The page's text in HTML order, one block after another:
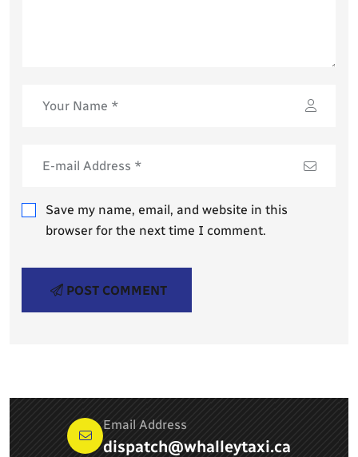
Save my name, email, and website in this
browser for the next time I comment.
POST COMMENT
Email Address
dispatch@whalleytaxi.ca